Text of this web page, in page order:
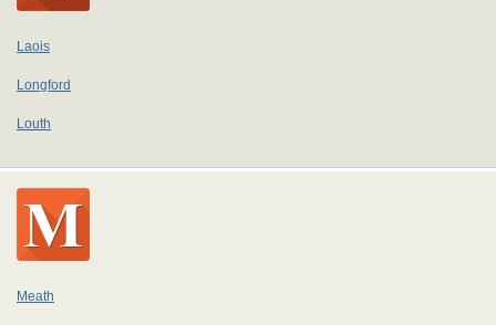
Laois
Longford
Louth
Meath